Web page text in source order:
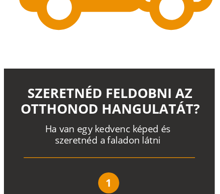
Ha van egy kedvenc képed és
szeretnéd a faladon látni
SZERETNÉD FELDOBNI AZ
OTTHONOD HANGULATÁT?
1